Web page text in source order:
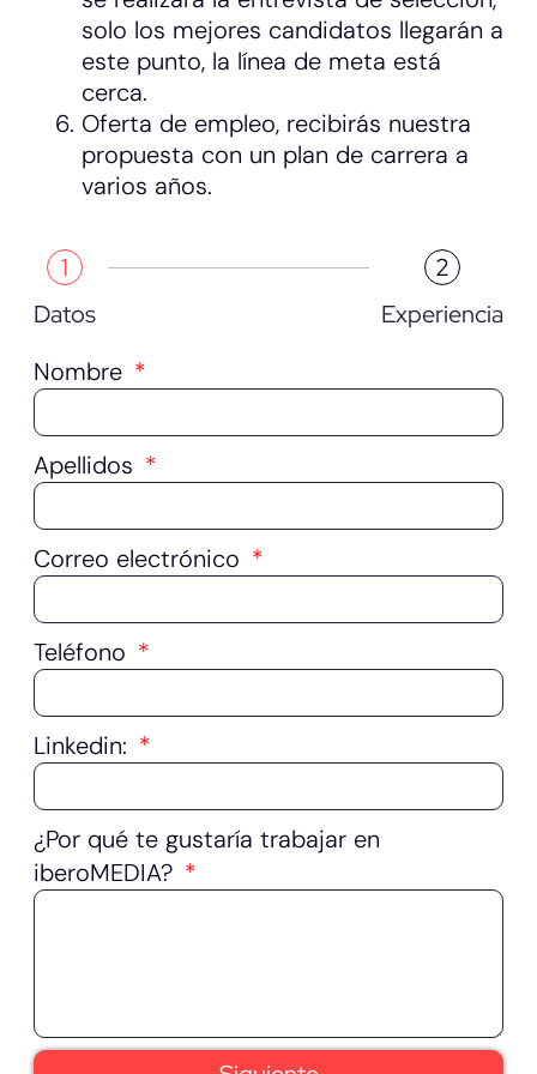
solo los mejores candidatos llegarán a
este punto, la línea de meta está
cerca.
Oferta de empleo, recibirás nuestra
propuesta con un plan de carrera a
varios años.
1
Datos
2
Experiencia
Nombre
Apellidos
Correo electrónico
Teléfono
Linkedin:
¿Por qué te gustaría trabajar en
iberoMEDIA?